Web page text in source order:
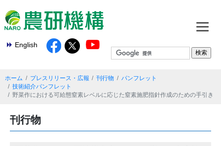
English
ホーム プレスリリース・広報 刊行物
パンフレット
技術紹介パンフレット
野菜作における可給態窒素レベルに応じた窒素施肥指針作成のための手引き
刊行物